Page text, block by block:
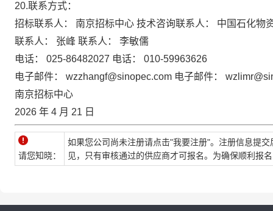
20.联系方式：
招标联系人：
南京招标中心 技术咨询联系人：
中国石化物
联系人：
张峰 联系人：
李敏儒
电话：
025-86482027 电话：
010-59963626
电子邮件：
wzzhangf@sinopec.com 电子邮件：
南京招标中心
2026 年 4 月 21 日
请您知晓：
如果您公司尚未注册请点击"我要注册"。注册信息提
见，只有审核通过的供应商才可报名。为确保顺利报